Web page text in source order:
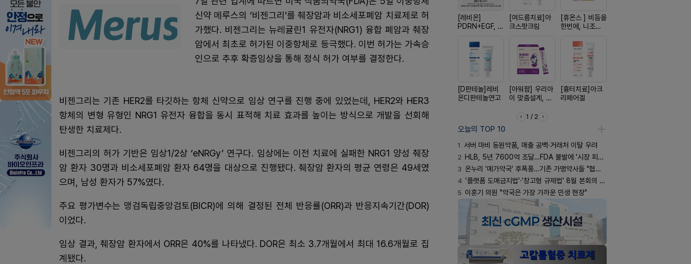
신약 메루스의 ‘비젠그리’를 췌장암과 비소세포폐암 치료제로 허
가했다. 비젠그리는 뉴레귤린1 유전자(NRG1) 융합 폐암과 췌장
암에서 최초로 허가된 이중항체로 등극했다. 이번 허가는 가속승
인으로 추후 확증임상을 통해 정식 허가 여부를 결정한다.
비젠그리는 기존 HER2를 타깃하는 항체 신약으로 임상 연구를 진행 중에 있었는데, HER2와 HER3
항체의 변형 유형인 NRG1 유전자 융합을 동시 표적해 치료 효과를 높이는 방식으로 개발을 선회해
탄생한 치료제다.
비젠그리의 허가 기반은 임상1/2상 ‘eNRGy’ 연구다. 임상에는 이전 치료에 실패한 NRG1 양성 췌장
암 환자 30명과 비소세포폐암 환자 64명을 대상으로 진행됐다. 췌장암 환자의 평균 연령은 49세였
으며, 남성 환자가 57%였다.
주요 평가변수는 맹검독립중앙검토(BICR)에 의해 결정된 전체 반응률(ORR)과 반응지속기간(DOR)
이었다.
임상 결과, 췌장암 환자에서 ORR은 40%를 나타냈다. DOR은 최소 3.7개월에서 최대 16.6개월로 집
계됐다.
[레비온]
PDRN+EGF, 레
EGF 크림
[여드름치료]아
크스팟크림
[휴온스 ] 비듬을
한번에, 니조랄
[D판테놀]레비
온디판테놀연고
[아워팜] 우리아
이 맞춤설계, 바
더베리맛
[흉터치료]아크
리페어겔
1 / 2
오늘의 TOP 10
1 서버 마비 동원약품, 매출 공백·거래처 이탈 우려
2 HLB, 5년 7600억 조달…FDA 불발에 '시장 피로감'
3 온누리 '메가약국' 후폭풍…기존 가맹약사들 "협의체 만들자"
4 '플랫폼 도매금지법'·'창고형 규제법' 8월 본회의 통과 기류
5 이훈기 의원 "약국은 가장 가까운 민생 현장"